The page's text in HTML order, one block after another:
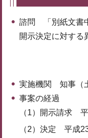
諮問 「別紙文書
開示決定に対する
実施機関 知事（
事案の経過
（1）開示請求
（2）決定 平成